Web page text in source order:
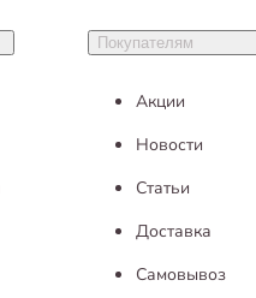
Покупателям
Акции
Новости
Статьи
Доставка
Самовывоз